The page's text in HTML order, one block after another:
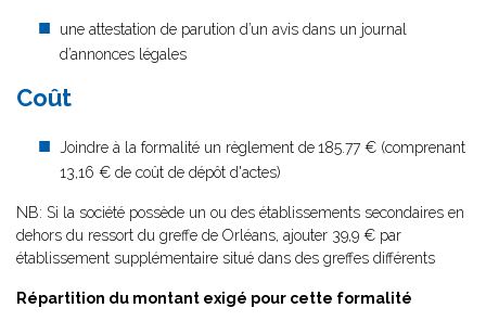
une attestation de parution d’un avis dans un journal
d’annonces légales
Coût
Joindre à la formalité un règlement de185.77 € (comprenant
13,16 € de coût de dépôt d'actes)
NB: Si la société possède un ou des établissements secondaires en
dehors du ressort du greffe de Orléans, ajouter 39,9 € par
établissement supplémentaire situé dans des greffes différents
Répartition du montant exigé pour cette formalité